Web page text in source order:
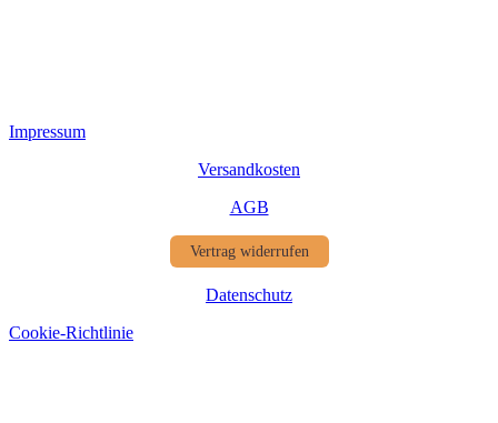
Impressum
Versandkosten
AGB
Vertrag widerrufen
Datenschutz
Cookie-Richtlinie